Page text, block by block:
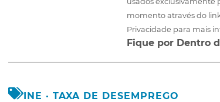
momento através do
Privacidade para mais
Fique por Dentro
INE · TAXA DE DESEMPREGO